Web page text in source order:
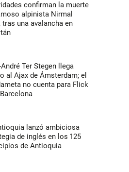
confirman la muerte
alpinista Nirmal
tras una avalancha en
Ter Stegen llega
al Ajax de Ámsterdam; el
no cuenta para Flick
lanzó ambiciosa
de inglés en los 125
de Antioquia